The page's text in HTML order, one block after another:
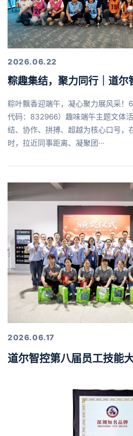
2026.06.22
粽趣集结，聚力同行｜道
粽叶飘香迎端午，凝心聚力展风采！
代码：832966）趣味端午主题文体
结、协作、拼搏、超越为核心口号，
时，拉近同事距离、凝聚团···
2026.06.17
道尔智控第八届员工技能